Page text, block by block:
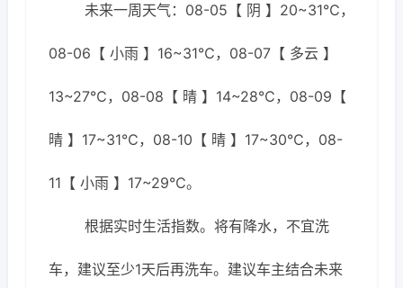
未来一周天气：08-05【 阴 】20~31℃，
08-06【 小雨 】16~31℃，08-07【 多云 】
13~27℃，08-08【 晴 】14~28℃，08-09【
晴 】17~31℃，08-10【 晴 】17~30℃，08-
11【 小雨 】17~29℃。
根据实时生活指数。将有降水，不宜洗
车，建议至少1天后再洗车。建议车主结合未来